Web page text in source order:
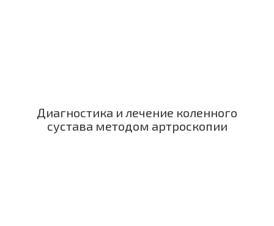
Диагностика и лечение коленного
сустава методом артроскопии